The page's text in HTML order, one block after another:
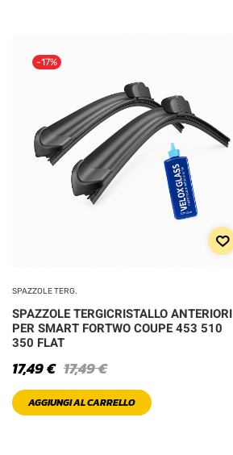
-17%
SPAZZOLE TERG.
SPAZZOLE TERGICRISTALLO ANTERIORI
PER SMART FORTWO COUPE 453 510
350 FLAT
17,49€
17,49€
AGGIUNGI AL CARRELLO